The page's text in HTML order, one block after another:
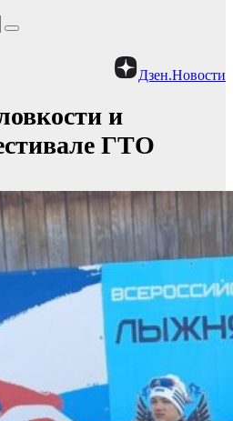
Дзен.Новости
и
ГТО